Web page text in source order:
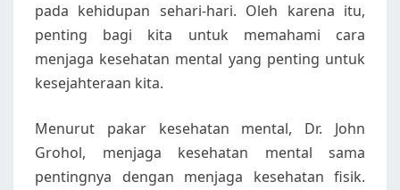
pada kehidupan sehari-hari. Oleh karena itu,
penting bagi kita untuk memahami cara
menjaga kesehatan mental yang penting untuk
kesejahteraan kita.
Menurut pakar kesehatan mental, Dr. John
Grohol, menjaga kesehatan mental sama
pentingnya dengan menjaga kesehatan fisik.